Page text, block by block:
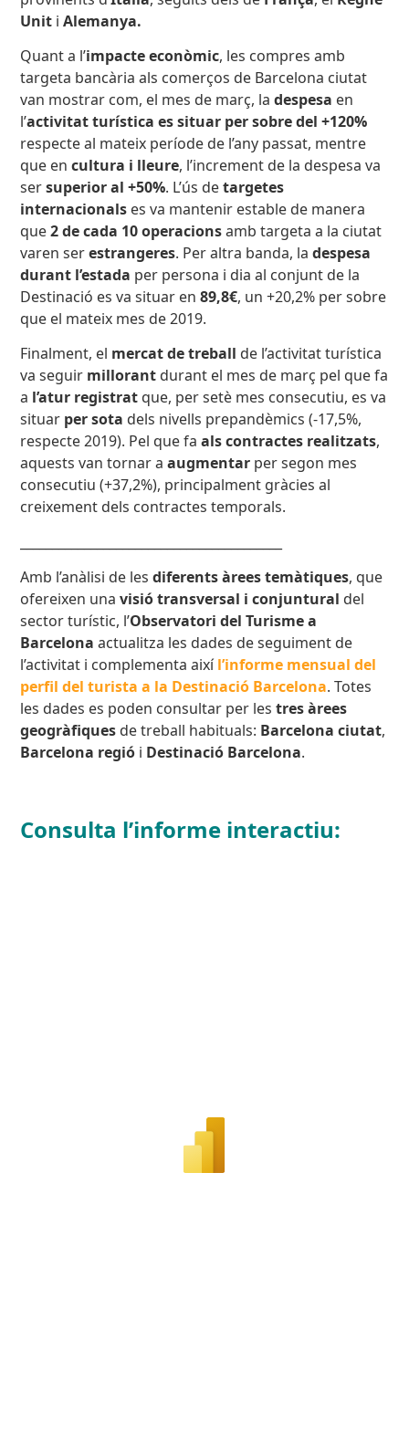
Unit iAlemanya.
Quant a l’impacte econòmic, les compres amb
targeta bancària als comerços de Barcelona ciutat
van mostrar com, el mes de març, ladespesa en
l’activitat turística essituar per sobre del +120%
respecte al mateix període de l’any passat, mentre
que encultura i lleure, l’increment de la despesa va
sersuperior al +50%. L’ús detargetes
internacionals es va mantenir estable de manera
que2 de cada 10 operacionsamb targeta a la ciutat
varen serestrangeres. Per altra banda, ladespesa
durant l’estada per persona i dia al conjunt de la
Destinació es va situar en89,8€, un +20,2% per sobre
que el mateix mes de 2019.
Finalment, el mercat de treball de l’activitat turística
va seguir millorant durant el mes de març pel que fa
a l’atur registrat que, per setè mes consecutiu, es va
situar per sota dels nivells prepandèmics (-17,5%,
respecte 2019). Pel que faals contractes realitzats,
aquests van tornar aaugmentar per segon mes
consecutiu (+37,2%), principalment gràcies al
creixement dels contractes temporals.
Amb l’anàlisi de lesdiferents àrees temàtiques, que
ofereixen unavisió transversal i conjuntural del
sector turístic, l’Observatori del Turisme a
Barcelonaactualitza les dades de seguiment de
l’activitat i complementa aixíl’informe mensual del
perfil del turista a la Destinació Barcelona. Totes
les dades es poden consultar per lestres àrees
geogràfiques de treball habituals: Barcelona ciutat,
Barcelona regió i Destinació Barcelona.
Consulta l’informe interactiu: